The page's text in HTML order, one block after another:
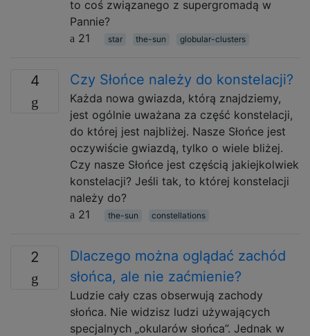
to coś związanego z supergromadą w
Pannie?
21
star the-sun globular-clusters
4 Czy Słońce należy do konstelacji?
Każda nowa gwiazda, którą znajdziemy,
jest ogólnie uważana za część konstelacji,
do której jest najbliżej. Nasze Słońce jest
oczywiście gwiazdą, tylko o wiele bliżej.
Czy nasze Słońce jest częścią jakiejkolwiek
konstelacji? Jeśli tak, to której konstelacji
należy do?
21
the-sun constellations
2
Dlaczego można oglądać zachód
słońca, ale nie zaćmienie?
Ludzie cały czas obserwują zachody
słońca. Nie widzisz ludzi używających
specjalnych „okularów słońca”. Jednak w